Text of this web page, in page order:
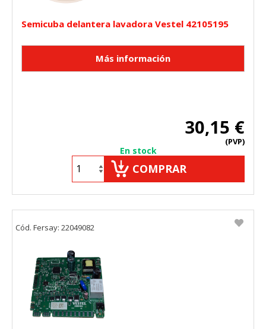
Semicuba delantera lavadora Vestel 42105195
30,15 €
(PVP)
En stock
COMPRAR
Cód. Fersay: 22049082